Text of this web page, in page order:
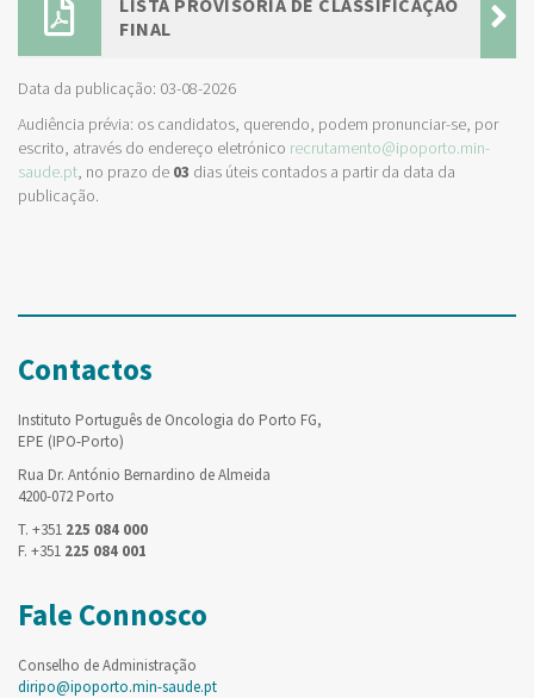
LISTA PROVISÓRIA DE CLASSIFICAÇÃO
FINAL
Data da publicação: 03-08-2026
Audiência prévia: os candidatos, querendo, podem pronunciar-se, por
escrito, através do endereço eletrónico recrutamento@ipoporto.min-
saude.pt, no prazo de 03 dias úteis contados a partir da data da
publicação.
Contactos
Instituto Português de Oncologia do Porto FG,
EPE (IPO-Porto)
Rua Dr. António Bernardino de Almeida
4200-072 Porto
T. +351 225 084 000
F. +351 225 084 001
Fale Connosco
Conselho de Administração
diripo@ipoporto.min-saude.pt